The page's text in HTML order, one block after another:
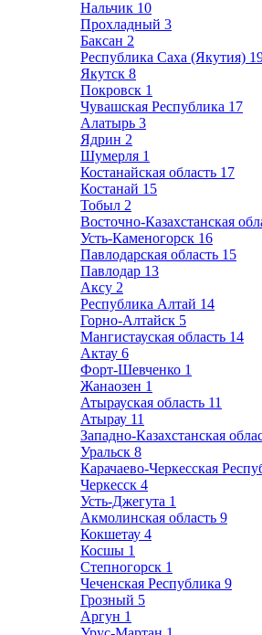
Нальчик 10
Прохладный 3
Баксан 2
Республика Саха (Якутия)
Якутск 8
Покровск 1
Чувашская Республика 17
Алатырь 3
Ядрин 2
Шумерля 1
Костанайская область 17
Костанай 15
Тобыл 2
Восточно-Казахстанская
Усть-Каменогорск 16
Павлодарская область 15
Павлодар 13
Аксу 2
Республика Алтай 14
Горно-Алтайск 5
Мангистауская область 14
Актау 6
Форт-Шевченко 1
Жанаозен 1
Атырауская область 11
Атырау 11
Западно-Казахстанская
Уральск 8
Карачаево-Черкесская
Черкесск 4
Усть-Джегута 1
Акмолинская область 9
Кокшетау 4
Косшы 1
Степногорск 1
Чеченская Республика 9
Грозный 5
Аргун 1